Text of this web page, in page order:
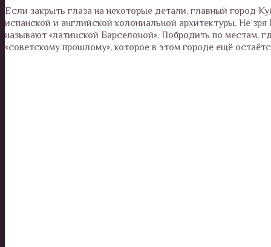
Если закрыть глаза на некоторые детали, главный город
испанской и английской колониальной архитектуры. Не
называют «латинской Барселоной». Побродить по местам,
«советскому прошлому», которое в этом городе ещё